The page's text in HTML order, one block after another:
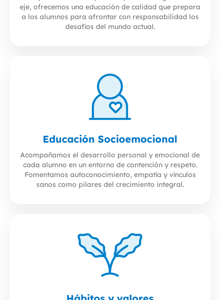
eje, ofrecemos una educación de calidad que prepara
a los alumnos para afrontar con responsabilidad los
desafíos del mundo actual.
Educación Socioemocional
Acompañamos el desarrollo personal y emocional de
cada alumno en un entorno de contención y respeto.
Fomentamos autoconocimiento, empatía y vínculos
sanos como pilares del crecimiento integral.